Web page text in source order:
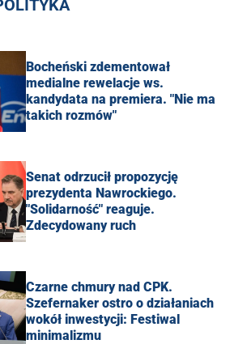
Bocheński zdementował
medialne rewelacje ws.
kandydata na premiera. "Nie ma
takich rozmów"
Senat odrzucił propozycję
prezydenta Nawrockiego.
"Solidarność" reaguje.
Zdecydowany ruch
Czarne chmury nad CPK.
Szefernaker ostro o działaniach
wokół inwestycji: Festiwal
minimalizmu